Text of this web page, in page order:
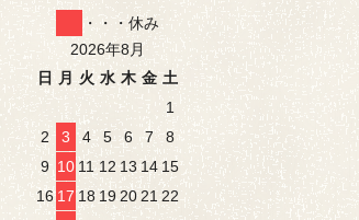
・・・休み
2026年8月
日
月 火 水 木 金 土
1
2
3 4 5 6 7
8
9 10 11 12 13 14 15
16 17 18 1920 21 22